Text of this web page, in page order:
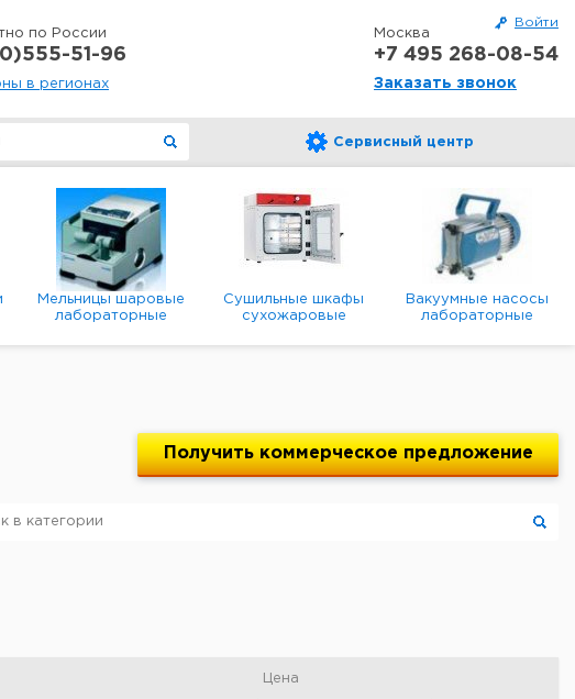
Войти
по России
51-96
в регионах
Москва
+7 495 268-08-54
Заказать звонок
Сервисный центр
Мельницы шаровые
лабораторные
Сушильные шкафы
сухожаровые
Вакуумные насосы
лабораторные
мембранные
Получить коммерческое предложение
Цена